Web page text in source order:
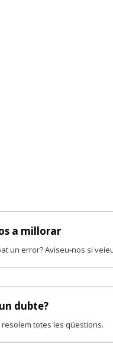
a millorar
un error? Aviseu-nos si
dubte?
totes les qüestions.